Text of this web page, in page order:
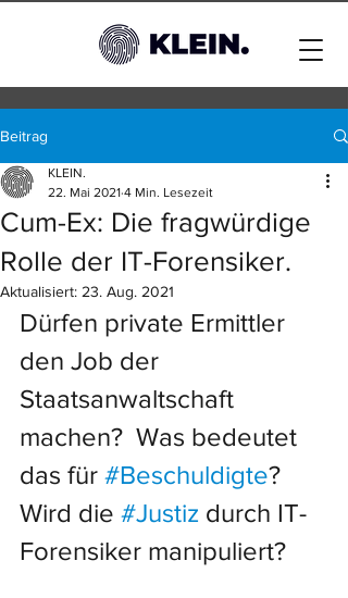
Beitrag
Cum-Ex: Die fragwürdige
Rolle der IT-Forensiker.
KLEIN.
22. Mai 2021 4 Min. Lesezeit
Aktualisiert: 23. Aug. 2021
Dürfen private Ermittler
den Job der
Staatsanwaltschaft
machen?  Was bedeutet
das für #Beschuldigte?
Wird die #Justiz durch IT-
Forensiker manipuliert?